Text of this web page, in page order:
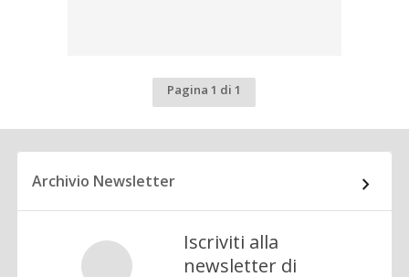
Pagina 1 di 1
Archivio Newsletter
Iscriviti alla
newsletter di